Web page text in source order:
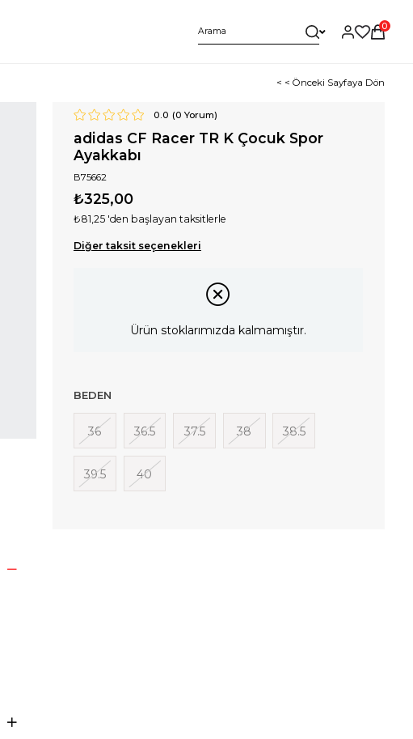
0
< < Önceki Sayfaya Dön
0.0 (0 Yorum)
adidas CF Racer TR K Çocuk Spor
Ayakkabı
B75662
₺325,00
₺81,25 'den başlayan taksitlerle
Diğer taksit seçenekleri
Ürün stoklarımızda kalmamıştır.
BEDEN
36 36.5 37.5 38 38.5
39.5 40